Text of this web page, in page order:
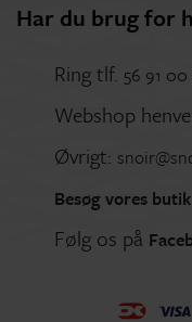
Har du brug for
Ring tlf. 56 91
Webshop
Øvrigt:
Besøg vores butik
Følg os på